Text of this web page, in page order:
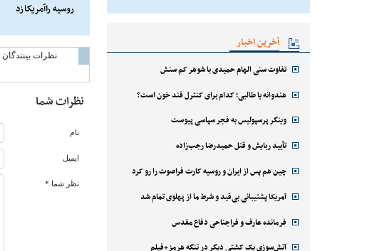
آخرین اخبار
تفاوت سنی الهام حمیدی با شوهر کم سنش
هندوانه یا طالبی؛ کدام‌ برای کنترل قند خون است؟
وینگر پرسپولیس به فجر سپاسی پیوست
تأیید ربایش و قتل حمیدرضا رجب‌زاده
چین هم پس از ایران و روسیه کارت فراصوت را رو کرد
آمریکا پشتیبانی بی‌قید و شرط ما از پهلوی تمام شد
فرمانده عارف و فراجناحی دفاع مقدس
آتش‌سوزی یک کشتی دیگر در تنگه هرمز+فیلم
روسیه راآمریکازد
نظرات بینندگان
نظرات شما
نام
ایمیل
نظر شما *